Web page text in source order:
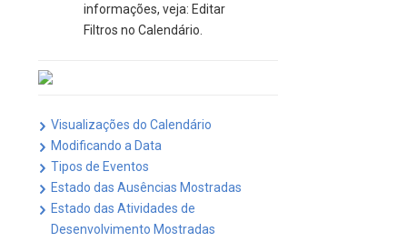
informações, veja: Editar
Filtros no Calendário.
Visualizações do Calendário
Modificando a Data
Tipos de Eventos
Estado das Ausências Mostradas
Estado das Atividades de
Desenvolvimento Mostradas